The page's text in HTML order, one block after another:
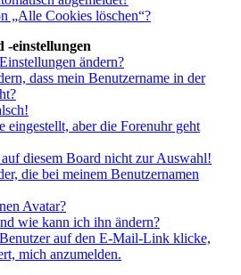
„Alle Cookies löschen“?
-einstellungen
ändern?
dass mein Benutzername in der
eingestellt, aber die Forenuhr geht
diesem Board nicht zur Auswahl!
die bei meinem Benutzernamen
Avatar?
wie kann ich ihn ändern?
auf den E-Mail-Link klicke,
mich anzumelden.